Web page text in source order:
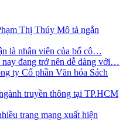
Thị Thúy Mô tả ngắn
là nhân viên của bố cô…
đang trở nên dễ dàng với…
ty Cổ phần Văn hóa Sách
truyền thông tại TP.HCM
trang mạng xuất hiện